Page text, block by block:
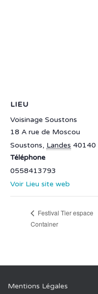
LIEU
Voisinage Soustons
18 A rue de Moscou
Soustons, Landes 40140
Téléphone
0558413793
Voir Lieu site web
Festival Tier espace
Container
Mentions Légales